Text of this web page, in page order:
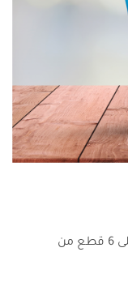
علبة تحتوي 12مغلفات ويحتوي كل مغلف على 6 قطع من